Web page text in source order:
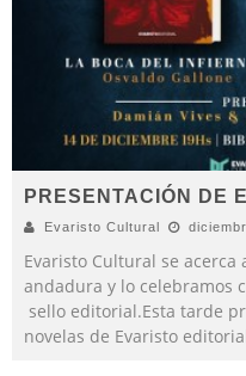
PRESENTACIÓN DE
Evaristo Cultural
Evaristo Cultural se
andadura y lo celebramos
sello editorial.Esta tarde
novelas de Evaristo